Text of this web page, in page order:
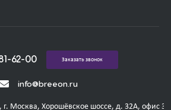
info@breeon.ru
62-00
г. Москва, Хорошёвское шоссе, д. 32А, офис
Заказать звонок